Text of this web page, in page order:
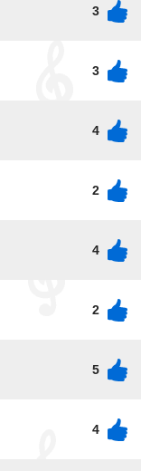
3
3
4
2
4
2
5
4